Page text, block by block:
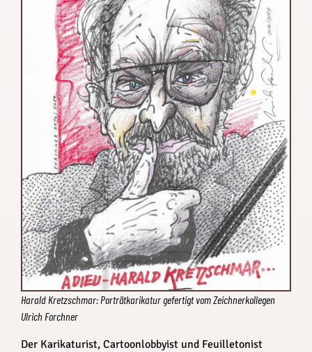
Harald Kretzschmar: Porträtkarikatur gefertigt vom Zeichnerkollegen
Ulrich Forchner
Der Karikaturist, Cartoonlobbyist und Feuilletonist